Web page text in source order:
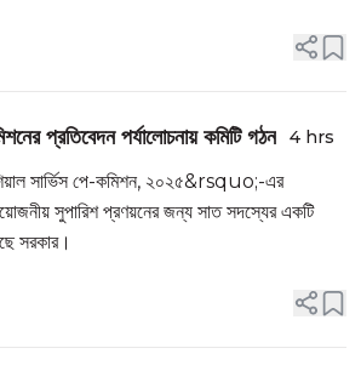
প্রতিবেদন পর্যালোচনায় কমিটি গঠন 4 hrs
সার্ভিস পে-কমিশন, ২০২৫&rsquo;-এর
সুপারিশ প্রণয়নের জন্য সাত সদস্যের একটি
সরকার।